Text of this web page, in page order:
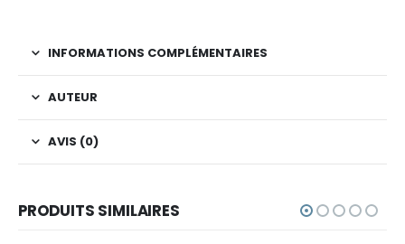
INFORMATIONS COMPLÉMENTAIRES
AUTEUR
AVIS (0)
PRODUITS SIMILAIRES